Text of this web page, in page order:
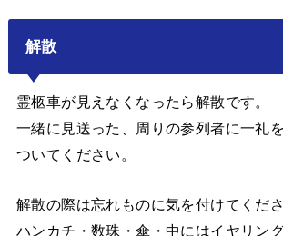
解散
霊柩車が見えなくなったら解散です。
一緒に見送った、周りの参列者に一礼
ついてください。
解散の際は忘れものに気を付けてくださ
ハンカチ・数珠・傘・中にはイヤリン